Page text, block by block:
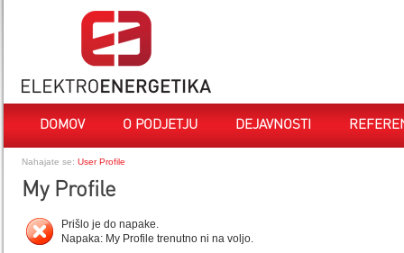
DOMOV O PODJETJU DEJAVNOSTI
Nahajate se: User Profile
My Profile
Prišlo je do napake.
Napaka: My Profile trenutno ni na voljo.